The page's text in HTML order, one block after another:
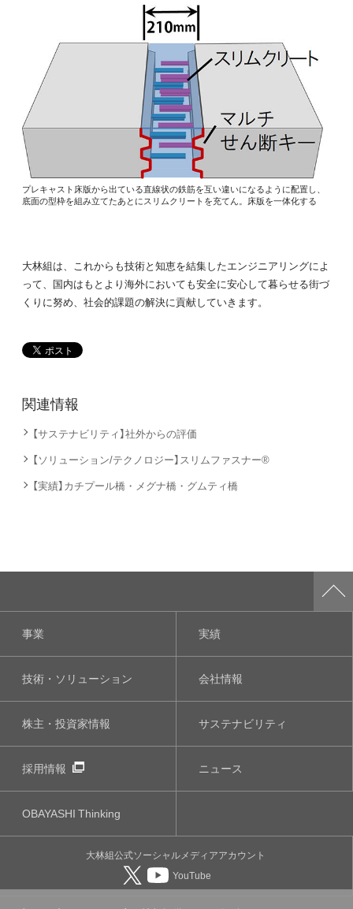
プレキャスト床版から出ている直線状の鉄筋を互い違いになるように配置し、
底面の型枠を組み立てたあとにスリムクリートを充てん。床版を一体化する
大林組は、これからも技術と知恵を結集したエンジニアリングによ
って、国内はもとより海外においても安全に安心して暮らせる街づ
くりに努め、社会的課題の解決に貢献していきます。
関連情報
【サステナビリティ】社外からの評価
【ソリューション/テクノロジー】スリムファスナー®
【実績】カチプール橋・メグナ橋・グムティ橋
事業 実績
技術・ソリューション 会社情報
株主・投資家情報 サステナビリティ
採用情報 ニュース
OBAYASHIThinking
大林組公式ソーシャルメディアアカウント
YouTube